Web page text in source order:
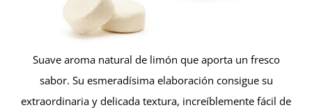
Suave aroma natural de limón que aporta un fresco
sabor. Su esmeradísima elaboración consigue su
extraordinaria y delicada textura, increíblemente fácil de